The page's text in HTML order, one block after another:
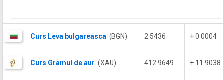
Curs Leva bulgareasca (BGN) 2.5436 + 0.0004
Curs Gramul de aur (XAU) 412.9649 + 11.9038